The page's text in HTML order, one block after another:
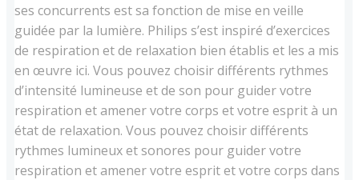
ses concurrents est sa fonction de mise en veille
guidée par la lumière. Philips s’est inspiré d’exercices
de respiration et de relaxation bien établis et les a mis
en œuvre ici. Vous pouvez choisir différents rythmes
d’intensité lumineuse et de son pour guider votre
respiration et amener votre corps et votre esprit à un
état de relaxation. Vous pouvez choisir différents
rythmes lumineux et sonores pour guider votre
respiration et amener votre esprit et votre corps dans